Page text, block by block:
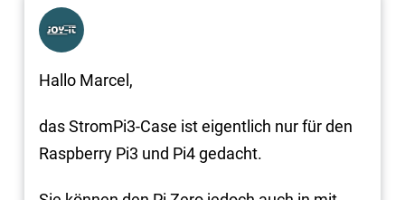
Hallo Marcel,
das StromPi3-Case ist eigentlich nur für den
Raspberry Pi3 und Pi4 gedacht.